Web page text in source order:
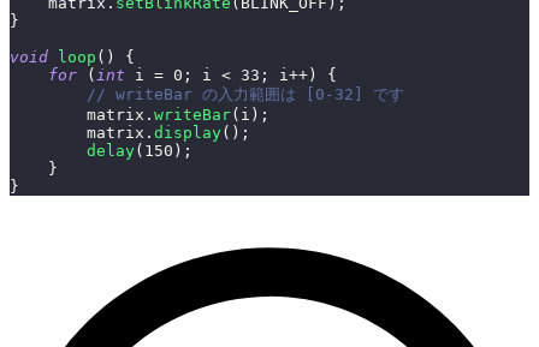
}
void
loop ( )
{
for
( int i = 0 ; i < 33 ; i++ )
{
// writeBar の入力範囲は [0-32] です
        matrix
. writeBar( i ) ;
        matrix
. display( ) ;
delay( 150 ) ;
}
}